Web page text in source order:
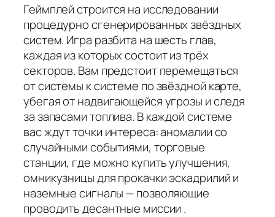
Геймплей строится на исследовании
процедурно сгенерированных звёздных
систем. Игра разбита на шесть глав,
каждая из которых состоит из трёх
секторов. Вам предстоит перемещаться
от системы к системе по звёздной карте,
убегая от надвигающейся угрозы и следя
за запасами топлива. В каждой системе
вас ждут точки интереса: аномалии со
случайными событиями, торговые
станции, где можно купить улучшения,
омникузницы для прокачки эскадрилий и
наземные сигналы — позволяющие
проводить десантные миссии .